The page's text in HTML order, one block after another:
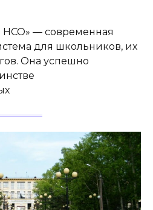
НСО» — современная
для школьников, их
Она успешно